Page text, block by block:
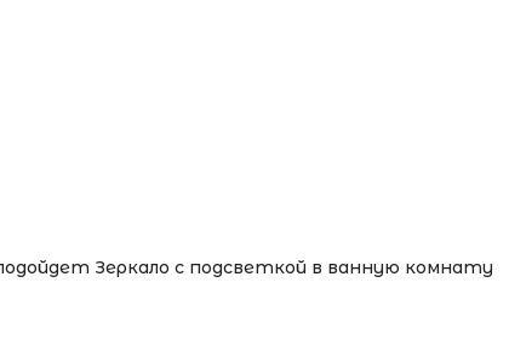
Зеркало с подсветкой в ванную комнату